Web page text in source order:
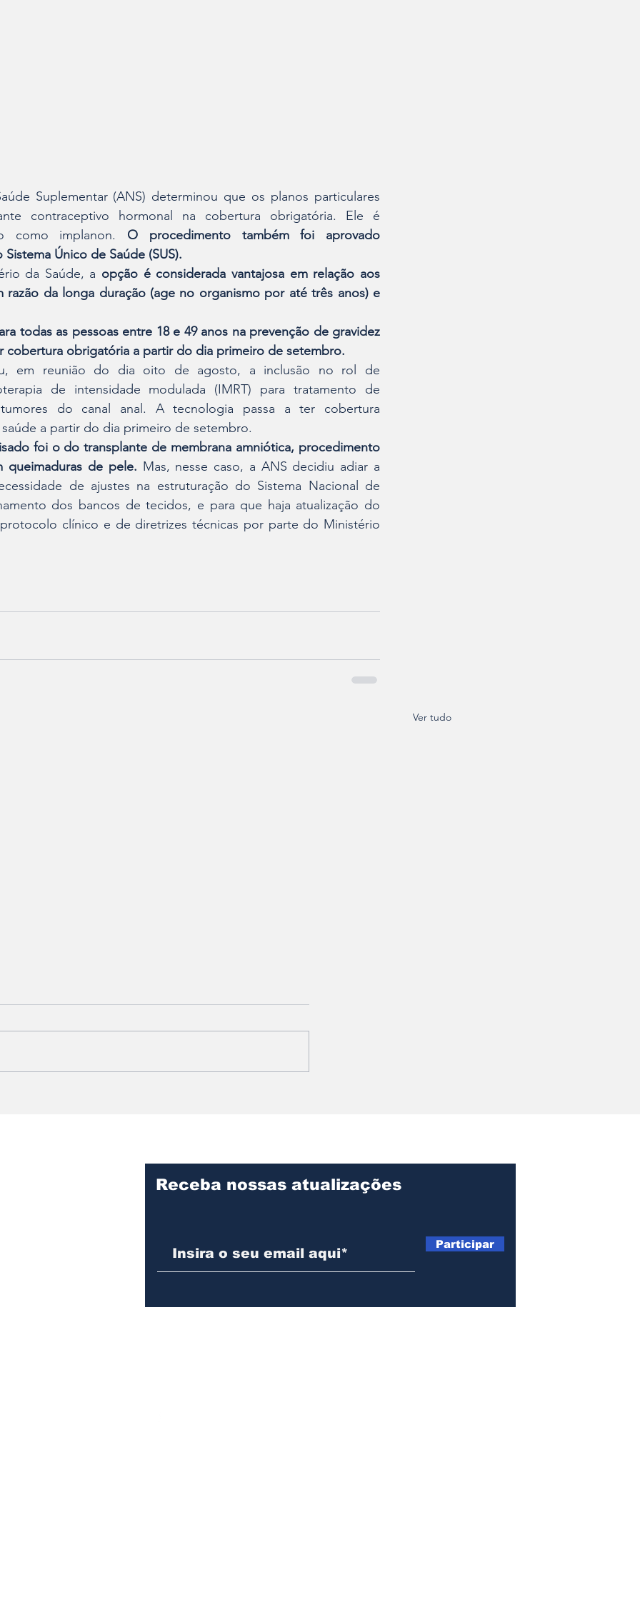
Suplementar (ANS) determinou que os planos particulares
contraceptivo hormonal na cobertura obrigatória. Ele é
como implanon. O procedimento também foi aprovado
Único de Saúde (SUS).
da Saúde, a opção é considerada vantajosa em relação aos
razão da longa duração (age no organismo por até três anos) e
todas as pessoas entre 18 e 49 anos na prevenção de gravidez
cobertura obrigatória a partir do dia primeiro de setembro.
em reunião do dia oito de agosto, a inclusão no rol de
de intensidade modulada (IMRT) para tratamento de
do canal anal. A tecnologia passa a ter cobertura
a partir do dia primeiro de setembro.
foi o do transplante de membrana amniótica, procedimento
queimaduras de pele. Mas, nesse caso, a ANS decidiu adiar a
de ajustes na estruturação do Sistema Nacional de
dos bancos de tecidos, e para que haja atualização do
clínico e de diretrizes técnicas por parte do Ministério
Ver tudo
Assis
Receba nossas atualizações
Participar